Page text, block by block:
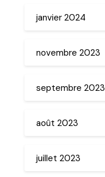
janvier 2024
novembre 2023
septembre 2023
août 2023
juillet 2023